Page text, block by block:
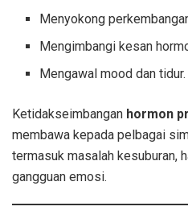
Menyokong
Mengimbangi kesan
Mengawal mood dan tidur.
Ketidakseimbangan hormon
membawa kepada pelbagai
termasuk masalah kesuburan,
gangguan emosi.